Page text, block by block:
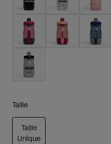
Taille
Taille
Unique